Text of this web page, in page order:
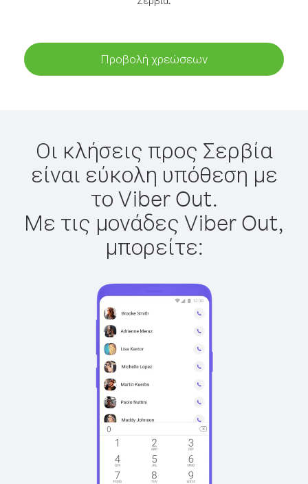
Προβολή χρεώσεων
Οι κλήσεις προς Σερβία
είναι εύκολη υπόθεση με
το Viber Out.
Με τις μονάδες Viber Out,
μπορείτε: